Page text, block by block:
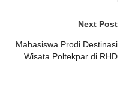
Next Post
Mahasiswa Prodi Destinasi
Wisata Poltekpar di RHD